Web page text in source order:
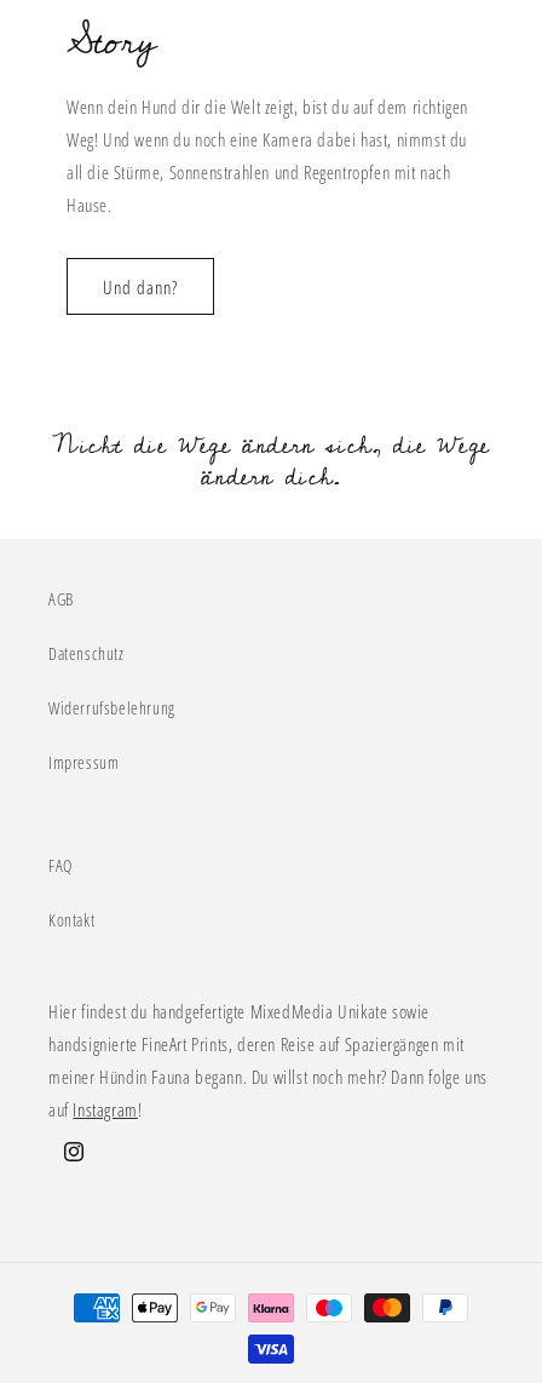
Story
Wenn dein Hund dir die Welt zeigt, bist du auf dem richtigen
Weg! Und wenn du noch eine Kamera dabei hast, nimmst du
all die Stürme, Sonnenstrahlen und Regentropfen mit nach
Hause.
Und dann?
Nicht die Wege ändern sich, die Wege
ändern dich.
AGB
Datenschutz
Widerrufsbelehrung
Impressum
FAQ
Kontakt
Hier findest du handgefertigte MixedMedia Unikate sowie
handsignierte FineArt Prints, deren Reise auf Spaziergängen mit
meiner Hündin Fauna begann. Du willst noch mehr? Dann folge uns
auf Instagram!
Instagram
Zahlungsmethoden